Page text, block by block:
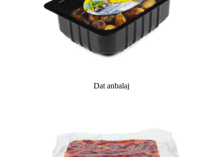
Dat anbalaj